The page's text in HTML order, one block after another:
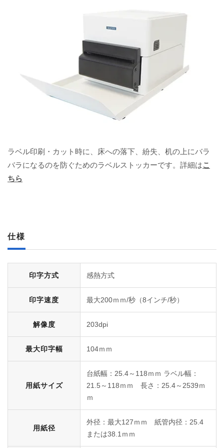
ラベル印刷・カット時に、床への落下、紛失、机の上にバラ
バラになるのを防ぐためのラベルストッカーです。詳細はこ
ちら
仕様
印字方式 感熱方式
印字速度 最大200ｍｍ/秒（8インチ/秒）
解像度 203dpi
最大印字幅 104ｍｍ
用紙サイズ
台紙幅：25.4～118ｍｍ ラベル幅：
21.5～118ｍｍ 長さ：25.4～2539ｍ
ｍ
用紙径
外径：最大127ｍｍ 紙管内径：25.4
または38.1ｍｍ